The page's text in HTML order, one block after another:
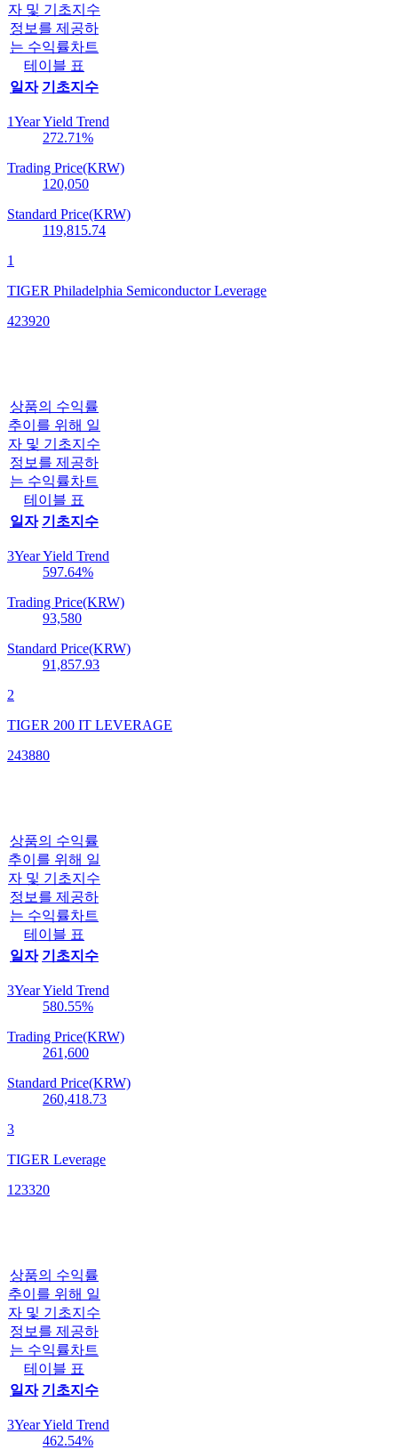
자 및 기초지수
정보를 제공하
는 수익률차트
테이블 표
일자 기초지수
1Year Yield Trend
272.71%
Trading Price(KRW)
120,050
Standard Price(KRW)
119,815.74
1
TIGER Philadelphia Semiconductor Leverage
423920
상품의 수익률
추이를 위해 일
자 및 기초지수
정보를 제공하
는 수익률차트
테이블 표
일자 기초지수
3Year Yield Trend
597.64%
Trading Price(KRW)
93,580
Standard Price(KRW)
91,857.93
2
TIGER 200 IT LEVERAGE
243880
상품의 수익률
추이를 위해 일
자 및 기초지수
정보를 제공하
는 수익률차트
테이블 표
일자 기초지수
3Year Yield Trend
580.55%
Trading Price(KRW)
261,600
Standard Price(KRW)
260,418.73
3
TIGER Leverage
123320
상품의 수익률
추이를 위해 일
자 및 기초지수
정보를 제공하
는 수익률차트
테이블 표
일자 기초지수
3Year Yield Trend
462.54%